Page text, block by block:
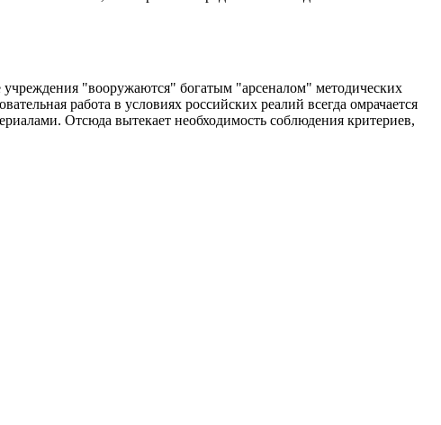
"вооружаются" богатым "арсеналом" методических
работа в условиях российских реалий всегда омрачается
Отсюда вытекает необходимость соблюдения критериев,